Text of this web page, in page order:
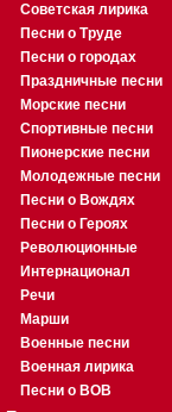
Советская лирика
Песни о Труде
Песни о городах
Праздничные песни
Морские песни
Спортивные песни
Пионерские песни
Молодежные песни
Песни о Вождях
Песни о Героях
Революционные
Интернационал
Речи
Марши
Военные песни
Военная лирика
Песни о ВОВ